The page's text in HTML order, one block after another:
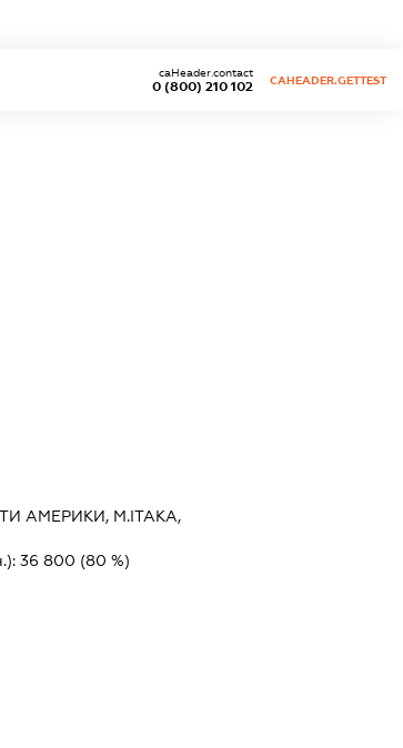
0 (800) 210 102
caHeader.contact
CAHEADER.GETTEST
АМЕРИКИ, М.ІТАКА,
36 800 (80 %)